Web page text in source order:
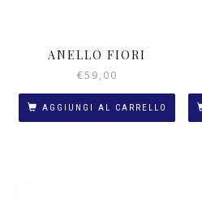
ANELLO FIORI
€59,00
AGGIUNGI AL CARRELLO